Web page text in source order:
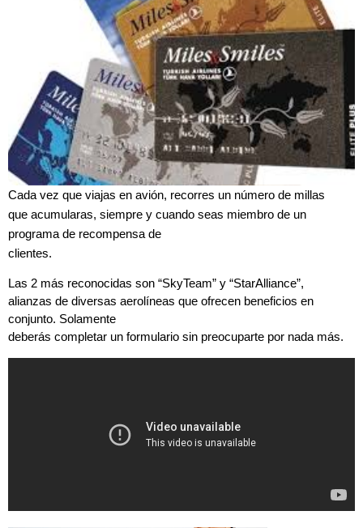
Cada vez que viajas en avión, recorres un número de millas
que acumularas, siempre y cuando seas miembro de un
programa de recompensa de
clientes.
Las 2 más reconocidas son “SkyTeam” y “StarAlliance”,
alianzas de diversas aerolíneas que ofrecen beneficios en
conjunto. Solamente
deberás completar un formulario sin preocuparte por nada más.